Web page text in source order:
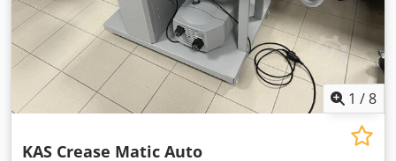
1 /8
KAS Crease Matic Auto